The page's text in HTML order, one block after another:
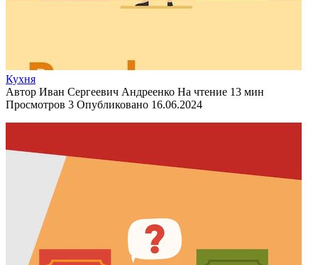
Кухня
Автор Иван Сергеевич Андреенко На чтение 13 мин
Просмотров 3 Опубликовано 16.06.2024